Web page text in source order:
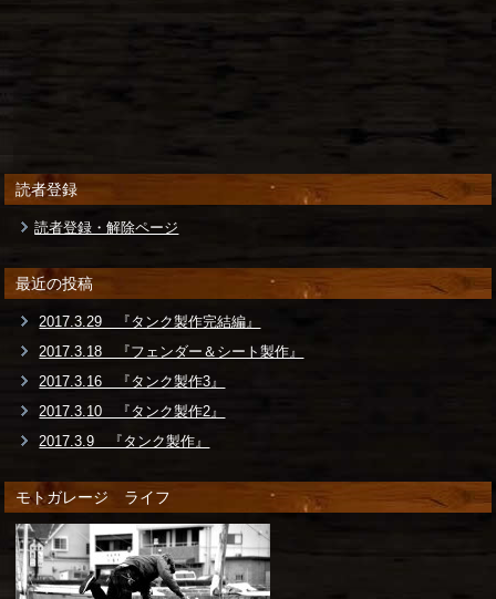
読者登録
読者登録・解除ページ
最近の投稿
2017.3.29 『タンク製作完結編』
2017.3.18 『フェンダー＆シート製作』
2017.3.16 『タンク製作3』
2017.3.10 『タンク製作2』
2017.3.9 『タンク製作』
モトガレージ ライフ